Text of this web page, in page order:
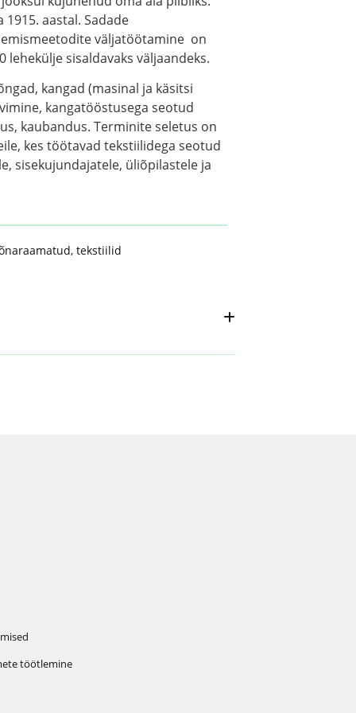
aastal. Sadade
väljatöötamine on
sisaldavaks väljaandeks.
kangad (masinal ja käsitsi
kangatööstusega seotud
kaubandus. Terminite seletus on
kes töötavad tekstiilidega seotud
sisekujundajatele, üliõpilastele ja
,tekstiilid
töötlemine